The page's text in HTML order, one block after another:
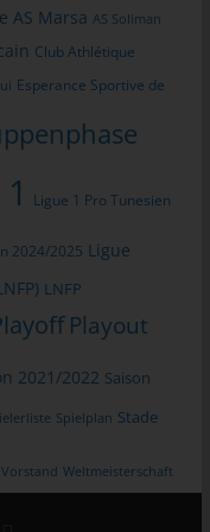
AS Marsa AS Soliman
Club Athlétique
Esperance Sportive de
Ligue 1 Pro Tunesien
2024/2025 Ligue
LNFP
Playout
2021/2022 Saison
Spielplan Stade
Vorstand Weltmeisterschaft
in den Logfiles
können die (1)
(2) das vom
(3) die
System auf unsere
(4) die
(5) das Datum und
Service-
sonstige ähnliche
im Falle von
Systeme
Person.
um (1) die
(2) die Inhalte
für diese zu
unserer